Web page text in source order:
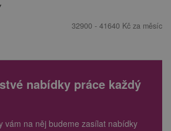
32900 - 41640 Kč za měsíc
nabídky práce každý
vám na něj budeme zasílat nabídky